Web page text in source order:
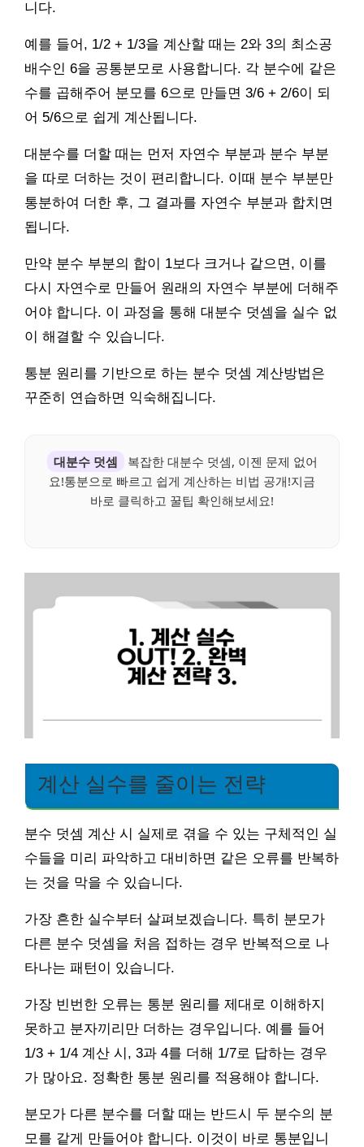
니다.
예를 들어, 1/2 + 1/3을 계산할 때는 2와 3의 최소공
배수인 6을 공통분모로 사용합니다. 각 분수에 같은
수를 곱해주어 분모를 6으로 만들면 3/6 + 2/6이 되
어 5/6으로 쉽게 계산됩니다.
대분수를 더할 때는 먼저 자연수 부분과 분수 부분
을 따로 더하는 것이 편리합니다. 이때 분수 부분만
통분하여 더한 후, 그 결과를 자연수 부분과 합치면
됩니다.
만약 분수 부분의 합이 1보다 크거나 같으면, 이를
다시 자연수로 만들어 원래의 자연수 부분에 더해주
어야 합니다. 이 과정을 통해 대분수 덧셈을 실수 없
이 해결할 수 있습니다.
통분 원리를 기반으로 하는 분수 덧셈 계산방법은
꾸준히 연습하면 익숙해집니다.
대분수 덧셈
복잡한 대분수 덧셈, 이젠 문제 없어
요!통분으로 빠르고 쉽게 계산하는 비법 공개!지금
바로 클릭하고 꿀팁 확인해보세요!
계산 실수를 줄이는 전략
분수 덧셈 계산 시 실제로 겪을 수 있는 구체적인 실
수들을 미리 파악하고 대비하면 같은 오류를 반복하
는 것을 막을 수 있습니다.
가장 흔한 실수부터 살펴보겠습니다. 특히 분모가
다른 분수 덧셈을 처음 접하는 경우 반복적으로 나
타나는 패턴이 있습니다.
가장 빈번한 오류는 통분 원리를 제대로 이해하지
못하고 분자끼리만 더하는 경우입니다. 예를 들어
1/3 + 1/4 계산 시, 3과 4를 더해 1/7로 답하는 경우
가 많아요. 정확한 통분 원리를 적용해야 합니다.
분모가 다른 분수를 더할 때는 반드시 두 분수의 분
모를 같게 만들어야 합니다. 이것이 바로 통분입니